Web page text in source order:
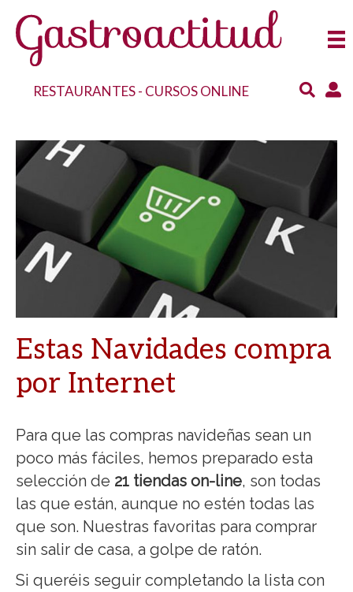
RESTAURANTES- CURSOS ONLINE
Estas Navidades compra
por Internet
Para que las compras navideñas sean un
poco más fáciles, hemos preparado esta
selección de 21 tiendas on-line, son todas
las que están, aunque no estén todas las
que son. Nuestras favoritas para comprar
sin salir de casa, a golpe de ratón.
Si queréis seguir completando la lista con